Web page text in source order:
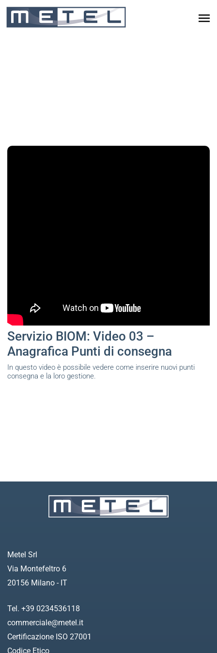
Servizio BIOM: Video 03 –
Anagrafica Punti di consegna
In questo video è possibile vedere come inserire nuovi punti
consegna e la loro gestione.
Metel Srl
Via Montefeltro 6
20156 Milano - IT
Tel. +39 0234536118
commerciale@metel.it
Certificazione ISO 27001
Codice Etico